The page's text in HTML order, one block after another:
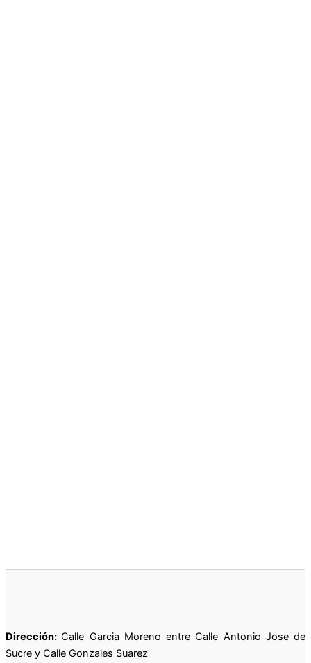
Dirección:Calle Garcia Moreno entre Calle Antonio Jose de
Sucre y Calle Gonzales Suarez